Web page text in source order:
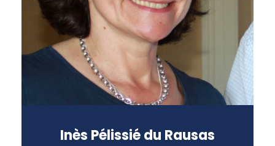
Inès Pélissié du Rausas
Professeur à l’Institut de
Théologie du Corps et à l’IKW